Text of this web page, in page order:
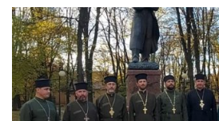
Дніпро
Львів
Івано-Франківськ
Харків